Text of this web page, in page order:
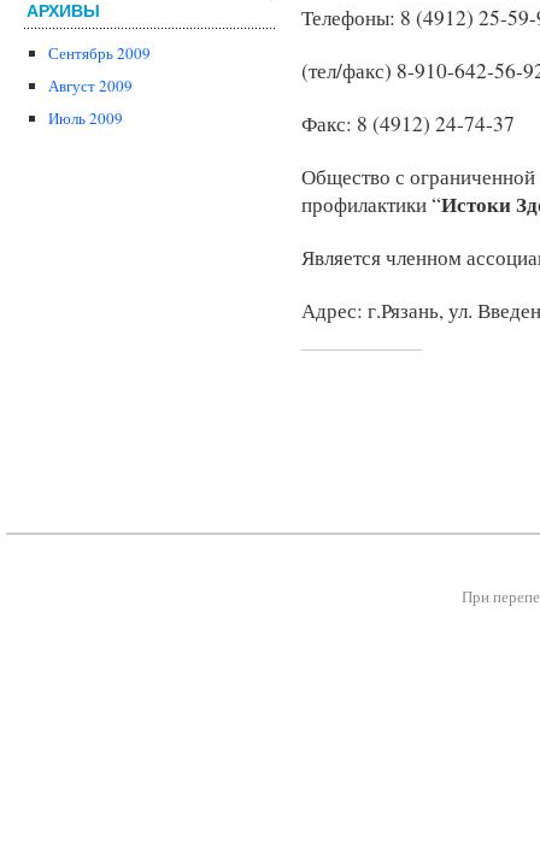
АРХИВЫ
Сентябрь 2009
Август 2009
Июль 2009
Телефоны: 8 (4912) 25-
(тел/факс) 8-910-642-56-
Факс: 8 (4912) 24-74-37
Общество с
профилактики “Истоки
Является членном
Адрес: г.Рязань, ул.
При